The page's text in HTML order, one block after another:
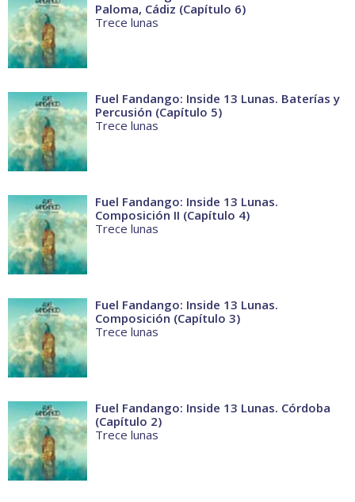
Paloma, Cádiz (Capítulo 6)
Trece lunas
Fuel Fandango: Inside 13 Lunas. Baterías y
Percusión (Capítulo 5)
Trece lunas
Fuel Fandango: Inside 13 Lunas.
Composición II (Capítulo 4)
Trece lunas
Fuel Fandango: Inside 13 Lunas.
Composición (Capítulo 3)
Trece lunas
Fuel Fandango: Inside 13 Lunas. Córdoba
(Capítulo 2)
Trece lunas